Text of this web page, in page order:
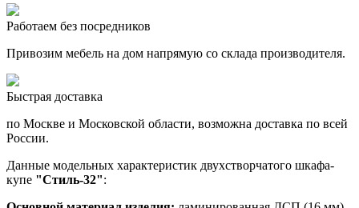
Работаем без посредников
Привозим мебель на дом напрямую со склада производителя.
Быстрая доставка
по Москве и Московской области, возможна доставка по всей
России.
Данные модельных характеристик двухстворчатого шкафа-
купе "Стиль-32":